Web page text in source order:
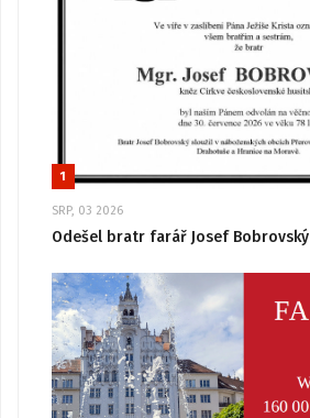
1
SRP, 03 2026
Odešel bratr farář Josef Bobrovský